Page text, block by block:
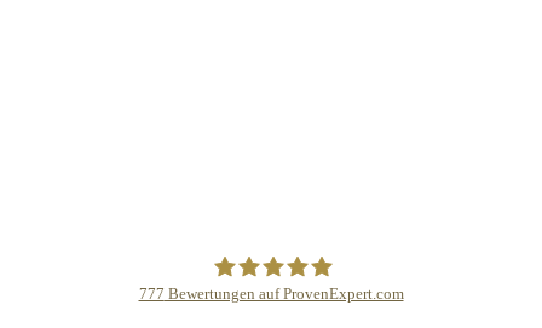
777 Bewertungen auf ProvenExpert.com